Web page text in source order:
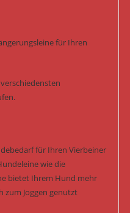
für Ihren
für Ihren Vierbeiner
wie die
bietet Ihrem Hund mehr
zum Joggen genutzt